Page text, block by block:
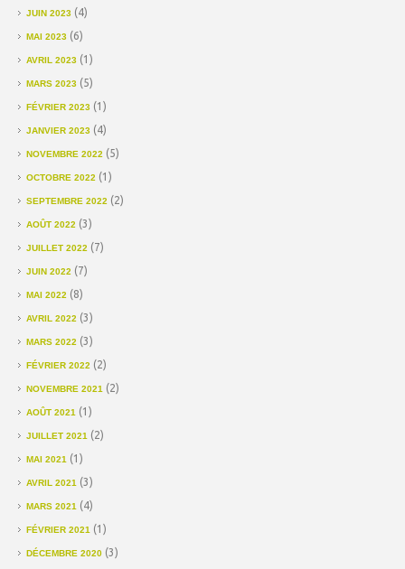
JUIN 2023 (4)
MAI 2023 (6)
AVRIL 2023 (1)
MARS 2023 (5)
FÉVRIER 2023 (1)
JANVIER 2023 (4)
NOVEMBRE 2022 (5)
OCTOBRE 2022 (1)
SEPTEMBRE 2022 (2)
AOÛT 2022 (3)
JUILLET 2022 (7)
JUIN 2022 (7)
MAI 2022 (8)
AVRIL 2022 (3)
MARS 2022 (3)
FÉVRIER 2022 (2)
NOVEMBRE 2021 (2)
AOÛT 2021 (1)
JUILLET 2021 (2)
MAI 2021 (1)
AVRIL 2021 (3)
MARS 2021 (4)
FÉVRIER 2021 (1)
DÉCEMBRE 2020 (3)